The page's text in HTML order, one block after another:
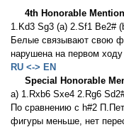
4th Honorable Mention
1.Kd3 Sg3 (a) 2.Sf1 Be2#
Белые связывают свою
нарушена на первом
RU <-> EN
Special Honorable
a) 1.Rxb6 Sxe4 2.Rg6
По сравнению с h#2
фигуры меньше, нет